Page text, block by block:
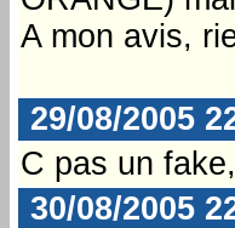
A mon avis,
29/08/2005
C pas un
30/08/2005